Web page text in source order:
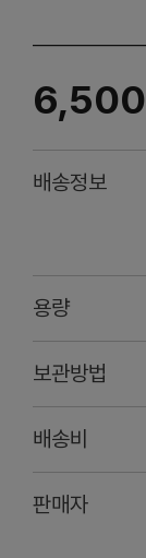
6,500
배송정보
용량
보관방법
배송비
판매자